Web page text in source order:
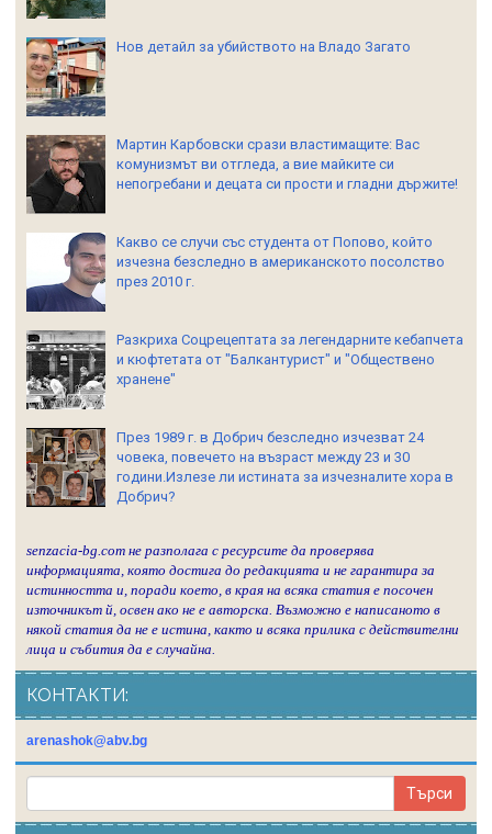
Нов детайл за убийството на Владо Загато
Мартин Карбовски срази властимащите: Вас
комунизмът ви отгледа, а вие майките си
непогребани и децата си прости и гладни държите!
Какво се случи със студента от Попово, който
изчезна безследно в американското посолство
през 2010 г.
Разкриха Соцрецептата за легендарните кебапчета
и кюфтетата от "Балкантурист" и "Обществено
хранене"
През 1989 г. в Добрич безследно изчезват 24
човека, повечето на възраст между 23 и 30
години.Излезе ли истината за изчезналите хора в
Добрич?
senzacia-bg.com не разполага с ресурсите да проверява
информацията, която достига до редакцията и не гарантира за
истинността и, поради което, в края на всяка статия е посочен
източникът й, освен ако не е авторска. Възможно е написаното в
някой статия да не е истина, както и всяка прилика с действителни
лица и събития да е случайна.
КОНТАКТИ:
arenashok@abv.bg